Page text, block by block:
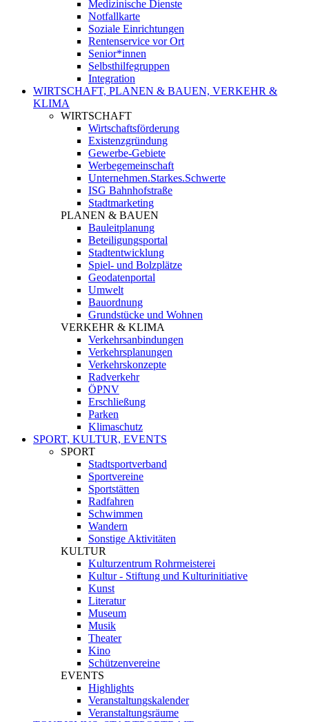
Medizinische Dienste
Notfallkarte
Soziale Einrichtungen
Rentenservice vor Ort
Senior*innen
Selbsthilfegruppen
Integration
WIRTSCHAFT, PLANEN & BAUEN, VERKEHR &
KLIMA
WIRTSCHAFT
Wirtschaftsförderung
Existenzgründung
Gewerbe-Gebiete
Werbegemeinschaft
Unternehmen.Starkes.Schwerte
ISG Bahnhofstraße
Stadtmarketing
PLANEN & BAUEN
Bauleitplanung
Beteiligungsportal
Stadtentwicklung
Spiel- und Bolzplätze
Geodatenportal
Umwelt
Bauordnung
Grundstücke und Wohnen
VERKEHR & KLIMA
Verkehrsanbindungen
Verkehrsplanungen
Verkehrskonzepte
Radverkehr
ÖPNV
Erschließung
Parken
Klimaschutz
SPORT, KULTUR, EVENTS
SPORT
Stadtsportverband
Sportvereine
Sportstätten
Radfahren
Schwimmen
Wandern
Sonstige Aktivitäten
KULTUR
Kulturzentrum Rohrmeisterei
Kultur - Stiftung und Kulturinitiative
Kunst
Literatur
Museum
Musik
Theater
Kino
Schützenvereine
EVENTS
Highlights
Veranstaltungskalender
Veranstaltungsräume